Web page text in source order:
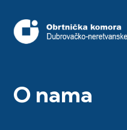
O nama